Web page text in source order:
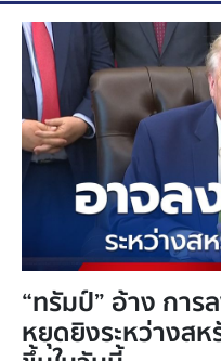
“ทรัมป์” อ้าง การ
หยุดยิงระหว่างส